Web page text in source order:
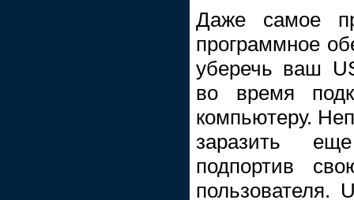
Даже самое
программное
уберечь ваш
во время
компьютеру.
заразить
подпортив
пользователя.